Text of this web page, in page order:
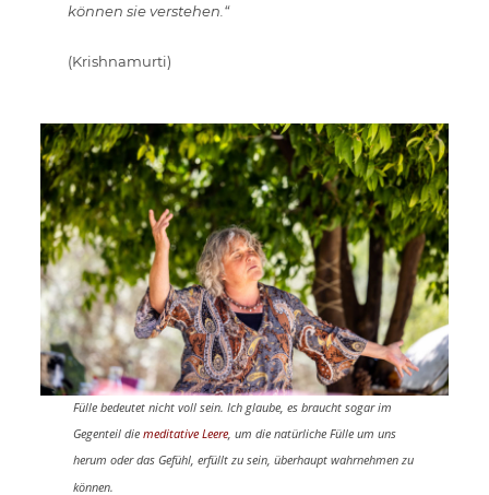
können sie verstehen.“
(Krishnamurti)
Fülle bedeutet nicht voll sein. Ich glaube, es braucht sogar im
Gegenteil die meditative Leere, um die natürliche Fülle um uns
herum oder das Gefühl, erfüllt zu sein, überhaupt wahrnehmen zu
können.